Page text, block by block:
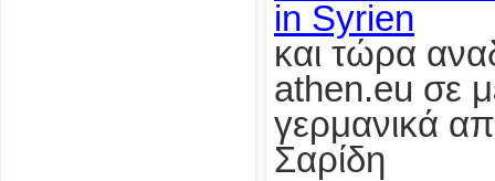
in Syrien
και τώρα
athen.eu σε
γερμανικά
Σαρίδη